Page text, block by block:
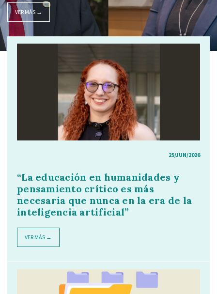
VER MÁS →
25/JUN/2026
“La educación en humanidades y
pensamiento crítico es más
necesaria que nunca en la era de la
inteligencia artificial”
VER MÁS →